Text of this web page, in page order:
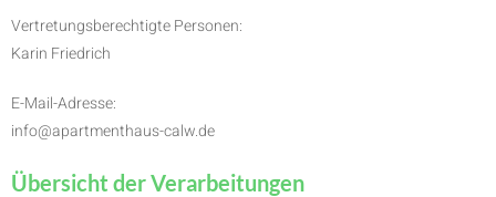
Vertretungsberechtigte Personen:
Karin Friedrich
E-Mail-Adresse:
info@apartmenthaus-calw.de
Übersicht der Verarbeitungen